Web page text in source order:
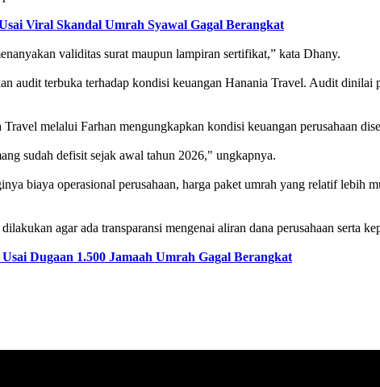
Viral Skandal Umrah Syawal Gagal Berangkat
validitas surat maupun lampiran sertifikat,” kata Dhany.
audit terbuka terhadap kondisi keuangan Hanania Travel. Audit
melalui Farhan mengungkapkan kondisi keuangan perusahaan
sudah defisit sejak awal tahun 2026," ungkapnya.
biaya operasional perusahaan, harga paket umrah yang relatif lebih
agar ada transparansi mengenai aliran dana perusahaan serta
Dugaan 1.500 Jamaah Umrah Gagal Berangkat